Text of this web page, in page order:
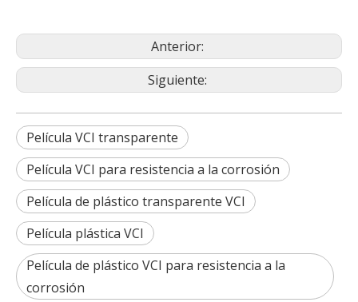
Anterior:
Siguiente:
Película VCI transparente
Película VCI para resistencia a la corrosión
Película de plástico transparente VCI
Película plástica VCI
Película de plástico VCI para resistencia a la
corrosión